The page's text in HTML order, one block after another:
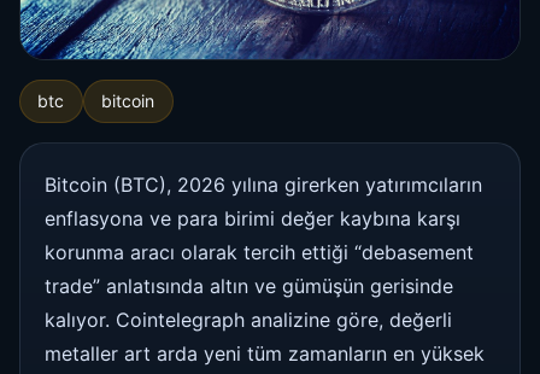
btc bitcoin
Bitcoin (BTC), 2026 yılına girerken yatırımcıların
enflasyona ve para birimi değer kaybına karşı
korunma aracı olarak tercih ettiği “debasement
trade” anlatısında altın ve gümüşün gerisinde
kalıyor. Cointelegraph analizine göre, değerli
metaller art arda yeni tüm zamanların en yüksek